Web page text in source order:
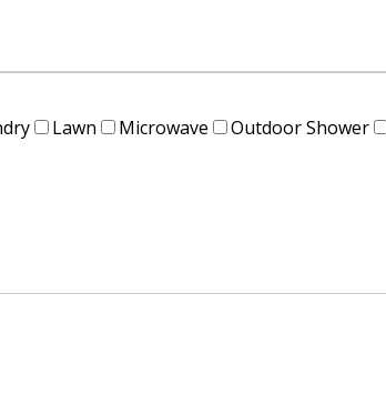
Lawn Microwave Outdoor Shower